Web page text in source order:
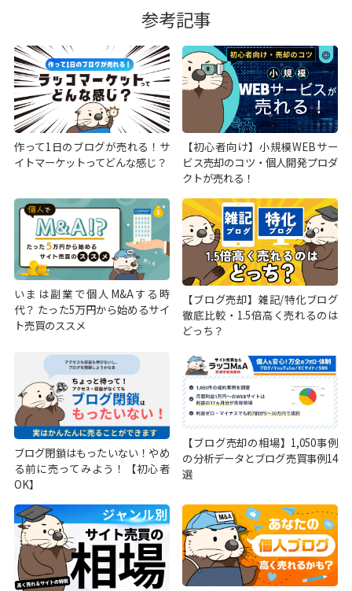
参考記事
作って1日のブログが売れる！サ
イトマーケットってどんな感じ？
【初心者向け】小規模WEBサー
ビス売却のコツ・個人開発プロダ
クトが売れる！
いまは副業で個人M&Aする時
代？ たった5万円から始めるサイ
ト売買のススメ
【ブログ売却】雑記/特化ブログ
徹底比較・1.5倍高く売れるのは
どっち？
ブログ閉鎖はもったいない！やめ
る前に売ってみよう！【初心者
OK】
【ブログ売却の相場】1,050事例
の分析データとブログ売買事例14
選